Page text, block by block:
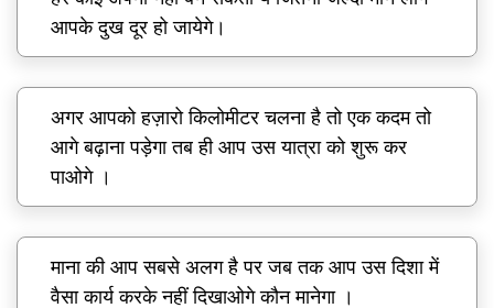
आपके दुख दूर हो जायेगे।
अगर आपको हज़ारो किलोमीटर चलना है तो एक कदम तो
आगे बढ़ाना पड़ेगा तब ही आप उस यात्रा को शुरू कर
पाओगे ।
माना की आप सबसे अलग है पर जब तक आप उस दिशा में
वैसा कार्य करके नहीं दिखाओगे कौन मानेगा ।